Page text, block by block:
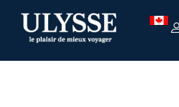
TEST